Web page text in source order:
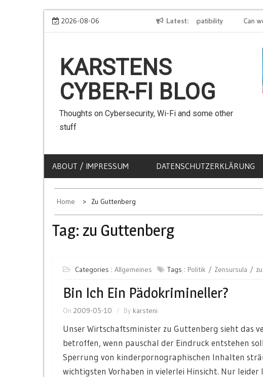
Skip
2026-08-06 Latest
We can use Emojis in SSIDs! – The Client Compatibility Can we use
KARSTENS
CYBER-FI BLOG
Thoughts on Cybersecurity, Wi-Fi and some other
stuff
ABOUT / IMPRESSUM DATENSCHUTZERKLÄRUNG
Home Zu Guttenberg
Tag: zu Guttenberg
Categories : Allgemeines Tags : Politik Zensursula
Bin Ich Ein Pädokrimineller?
On 2009-05-10 By karsteni
Unser Wirtschaftsminister zu Guttenberg sieht das
betroffen, wenn pauschal der Eindruck entstehen
Sperrung von kinderpornographischen Inhalten
wichtigsten Vorhaben in vielerlei Hinsicht. Nur leider